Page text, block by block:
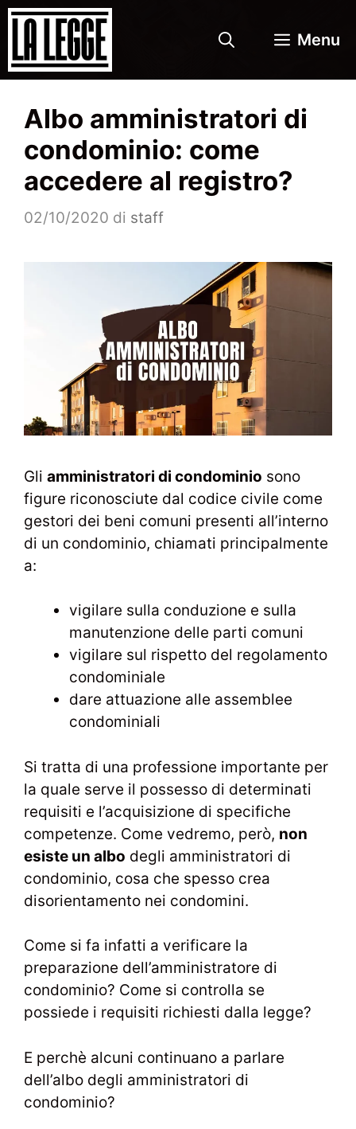
Vai
contenuto
Menu
Albo amministratori di
condominio: come
accedere al registro?
02/10/2020 di staff
Gli amministratori di condominio sono
figure riconosciute dal codice civile come
gestori dei beni comuni presenti all’interno
di un condominio, chiamati principalmente
a:
vigilare sulla conduzione e sulla
manutenzione delle parti comuni
vigilare sul rispetto del regolamento
condominiale
dare attuazione alle assemblee
condominiali
Si tratta di una professione importante per
la quale serve il possesso di determinati
requisiti e l’acquisizione di specifiche
competenze. Come vedremo, però, non
esiste un albo degli amministratori di
condominio, cosa che spesso crea
disorientamento nei condomini.
Come si fa infatti a verificare la
preparazione dell’amministratore di
condominio? Come si controlla se
possiede i requisiti richiesti dalla legge?
E perchè alcuni continuano a parlare
dell’albo degli amministratori di
condominio?